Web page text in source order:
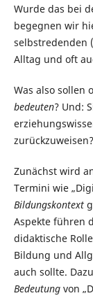
Wurde das bei
begegnen wir
selbstredenden
Alltag und oft
Was also sollen
bedeuten? Und:
zurückzuweisen?
Zunächst wird
Termini wie
Bildungskontext
Aspekte führen
didaktische
Bildung und
auch sollte.
Bedeutungvon